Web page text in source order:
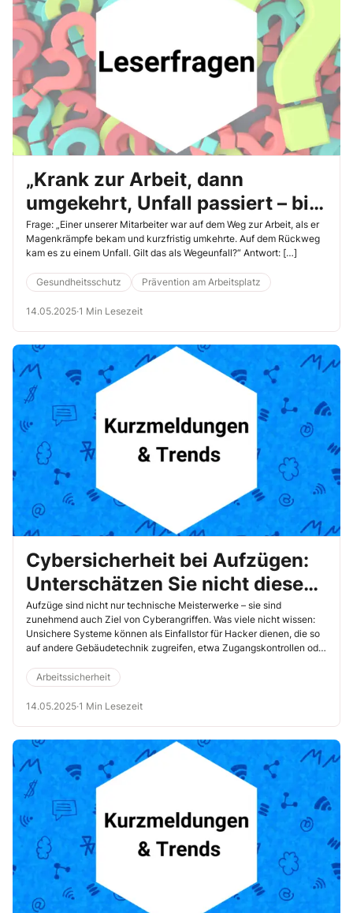
„Krank zur Arbeit, dann
umgekehrt, Unfall passiert – bin
ich dann noch versichert?“
Frage: „Einer unserer Mitarbeiter war auf dem Weg zur Arbeit, als er
Magenkrämpfe bekam und kurzfristig umkehrte. Auf dem Rückweg
kam es zu einem Unfall. Gilt das als Wegeunfall?“ Antwort: […]
Gesundheitsschutz Prävention am Arbeitsplatz
14.05.2025·1 Min Lesezeit
Cybersicherheit bei Aufzügen:
Unterschätzen Sie nicht diese
Gefahr
Aufzüge sind nicht nur technische Meisterwerke – sie sind
zunehmend auch Ziel von Cyberangriffen. Was viele nicht wissen:
Unsichere Systeme können als Einfallstor für Hacker dienen, die so
auf andere Gebäudetechnik zugreifen, etwa Zugangskontrollen oder
sicherheitskritischen Bereichen wie Krankenhäusern.
Arbeitssicherheit
14.05.2025·1 Min Lesezeit